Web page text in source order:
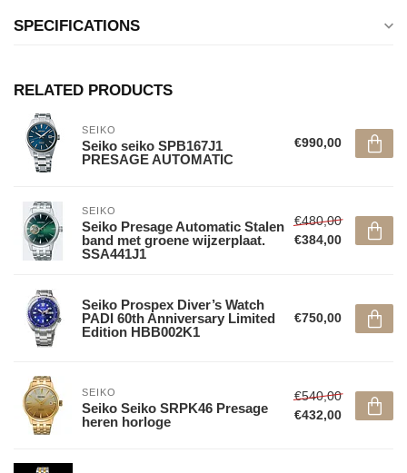
SPECIFICATIONS
RELATED PRODUCTS
SEIKO
Seiko seiko SPB167J1
PRESAGE AUTOMATIC
€990,00
SEIKO
Seiko Presage Automatic Stalen
band met groene wijzerplaat.
SSA441J1
€480,00
€384,00
Seiko Prospex Diver’s Watch
PADI 60th Anniversary Limited
Edition HBB002K1
€750,00
SEIKO
Seiko Seiko SRPK46 Presage
heren horloge
€540,00
€432,00